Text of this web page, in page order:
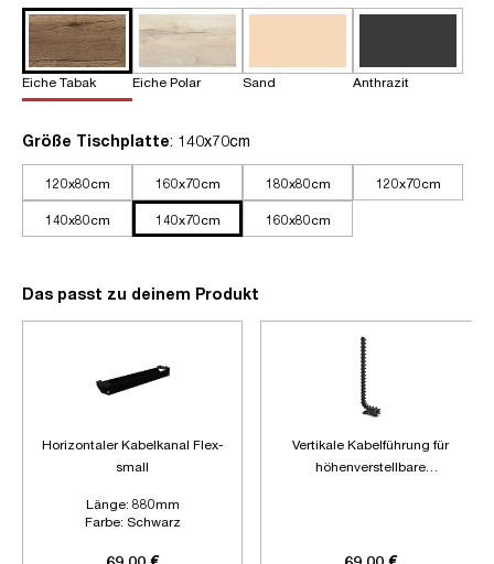
Eiche Tabak Eiche Polar Sand Anthrazit
Größe Tischplatteauswählen
: 140x70cm
120x80cm 160x70cm 180x80cm 120x70cm
140x80cm 140x70cm 160x80cm
Das passt zu deinem Produkt
Horizontaler Kabelkanal Flex-
small
Länge: 880mm
Farbe: Schwarz
Vertikale Kabelführung für
höhenverstellbare